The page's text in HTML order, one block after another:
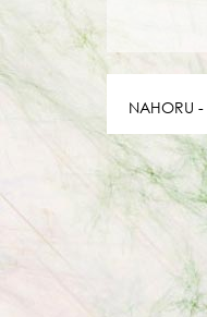
NAHORU -